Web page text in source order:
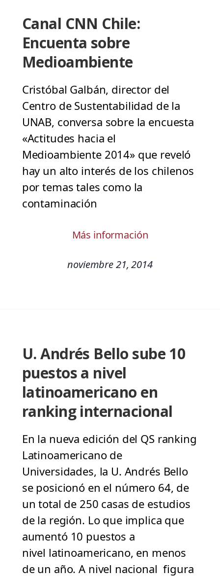
Canal CNN Chile:
Encuenta sobre
Medioambiente
Cristóbal Galbán, director del
Centro de Sustentabilidad de la
UNAB, conversa sobre la encuesta
«Actitudes hacia el
Medioambiente 2014» que reveló
hay un alto interés de los chilenos
por temas tales como la
contaminación
Más información
noviembre 21, 2014
U. Andrés Bello sube 10
puestos a nivel
latinoamericano en
ranking internacional
En la nueva edición del QS ranking
Latinoamericano de
Universidades, la U. Andrés Bello
se posicionó en el número 64, de
un total de 250 casas de estudios
de la región. Lo que implica que
aumentó 10 puestos a
nivel latinoamericano, en menos
de un año. A nivel nacional figura